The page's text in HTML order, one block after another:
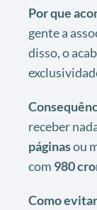
Por que
gente a
disso, o
receber
páginasou
com 980
Como evitar